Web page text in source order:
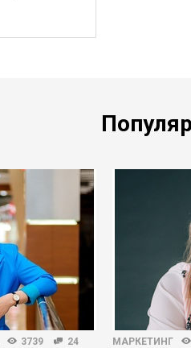
3739 24 МАРКЕТИНГ